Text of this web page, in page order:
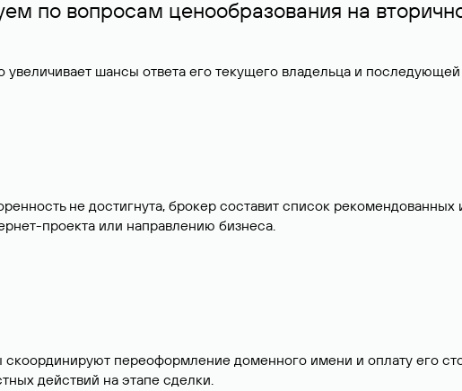
по вопросам ценообразования на
шансы ответа его текущего владельца и
не достигнута, брокер составит список
проекта или направлению бизнеса.
переоформление доменного имени и оплату его
действий на этапе сделки.